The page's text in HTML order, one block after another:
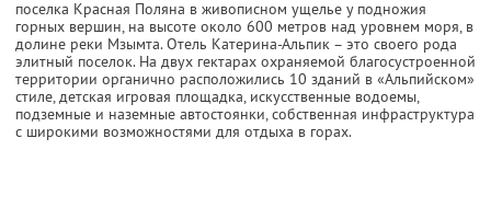
поселка Красная Поляна в живописном ущелье у подножия
горных вершин, на высоте около 600 метров над уровнем моря, в
долине реки Мзымта. Отель Катерина-Альпик – это своего рода
элитный поселок. На двух гектарах охраняемой благосустроенной
территории органично расположились 10 зданий в «Альпийском»
стиле, детская игровая площадка, искусственные водоемы,
подземные и наземные автостоянки, собственная инфраструктура
с широкими возможностями для отдыха в горах.